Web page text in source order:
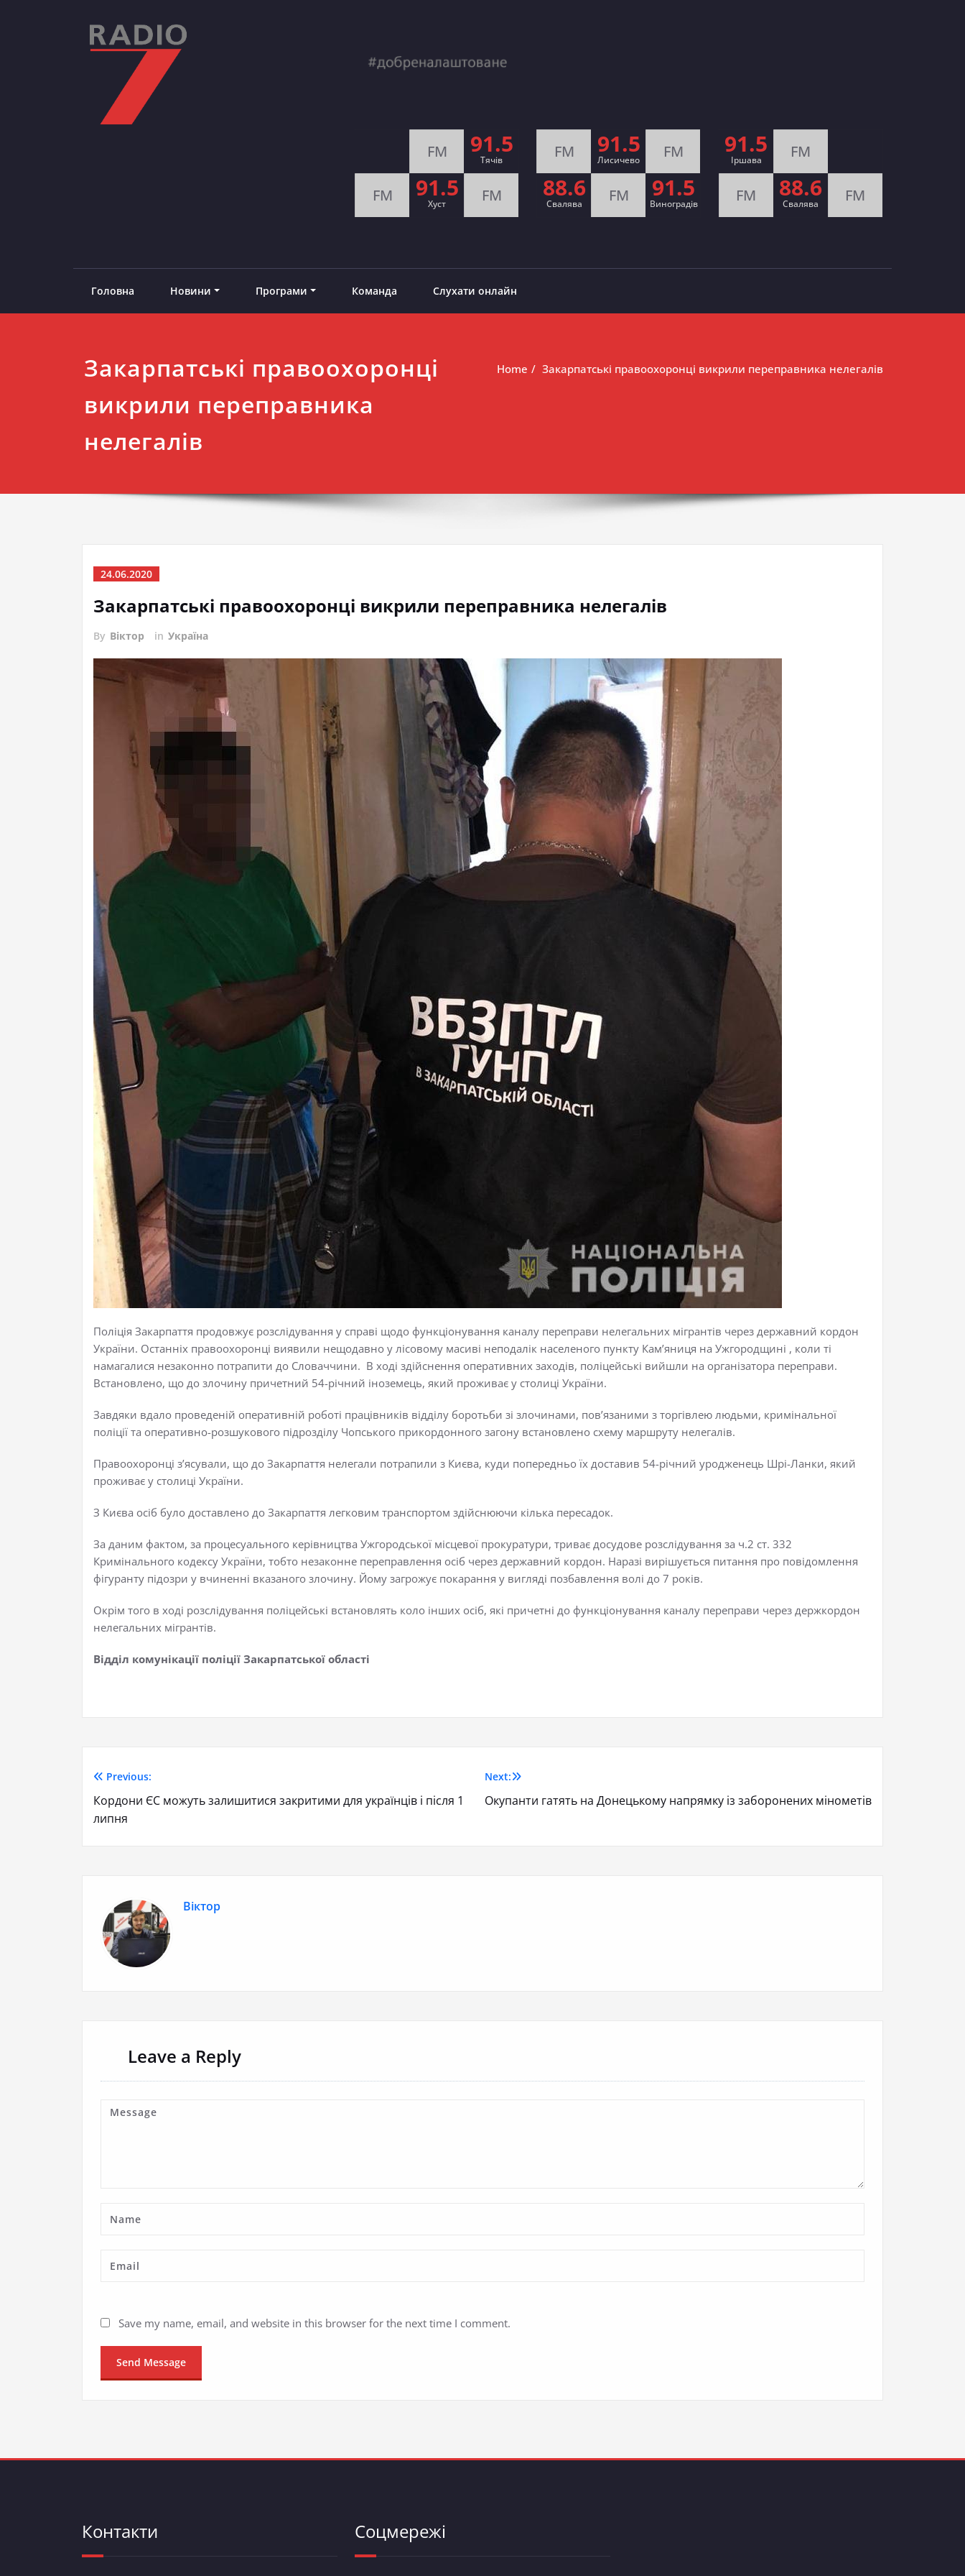
FM 91.5
Тячів
FM 91.5
Хуст FM
FM 91.5
Лисичево FM
88.6
Свалява FM 91.5
Виноградів
91.5
Іршава FM
FM 88.6
Cвалява FM
Головна Новини Програми Команда Слухати онлайн
Закарпатські правоохоронці
викрили переправника
нелегалів
Home Закарпатські правоохоронці викрили переправника нелегалів
24.06.2020
Закарпатські правоохоронці викрили переправника нелегалів
By Віктор in Україна
Поліція Закарпаття продовжує розслідування у справі щодо функціонування каналу переправи нелегальних мігрантів через державний кордон
України. Останніх правоохоронці виявили нещодавно у лісовому масиві неподалік населеного пункту Кам’яниця на Ужгородщині , коли ті
намагалися незаконно потрапити до Словаччини. В ході здійснення оперативних заходів, поліцейські вийшли на організатора переправи.
Встановлено, що до злочину причетний 54-річний іноземець, який проживає у столиці України.
Завдяки вдало проведеній оперативній роботі працівників відділу боротьби зі злочинами, пов’язаними з торгівлею людьми, кримінальної
поліції та оперативно-розшукового підрозділу Чопського прикордонного загону встановлено схему маршруту нелегалів.
Правоохоронці з’ясували, що до Закарпаття нелегали потрапили з Києва, куди попередньо їх доставив 54-річний уродженець Шрі-Ланки, який
проживає у столиці України.
З Києва осіб було доставлено до Закарпаття легковим транспортом здійснюючи кілька пересадок.
За даним фактом, за процесуального керівництва Ужгородської місцевої прокуратури, триває досудове розслідування за ч.2 ст. 332
Кримінального кодексу України, тобто незаконне переправлення осіб через державний кордон. Наразі вирішується питання про повідомлення
фігуранту підозри у вчиненні вказаного злочину. Йому загрожує покарання у вигляді позбавлення волі до 7 років.
Окрім того в ході розслідування поліцейські встановлять коло інших осіб, які причетні до функціонування каналу переправи через держкордон
нелегальних мігрантів.
Відділ комунікації поліції Закарпатської області
Previous:
Кордони ЄС можуть залишитися закритими для українців і після 1
липня
Next:
Окупанти гатять на Донецькому напрямку із заборонених мінометів
Віктор
Leave a Reply
Save my name, email, and website in this browser for the next time I comment.
Контакти Соцмережі